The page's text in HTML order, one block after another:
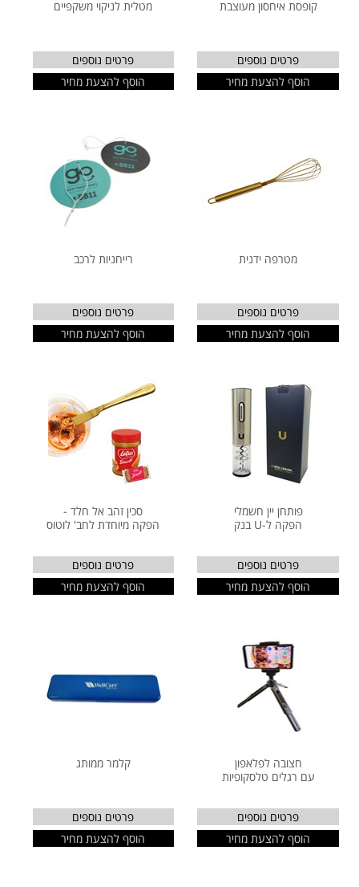
קופסת איחסון מעוצבת
פרטים נוספים
הוסף להצעת מחיר
מטלית לניקוי משקפיים
פרטים נוספים
הוסף להצעת מחיר
מטרפה ידנית
פרטים נוספים
הוסף להצעת מחיר
רייחניות לרכב
פרטים נוספים
הוסף להצעת מחיר
פותחן יין חשמלי
הפקה ל-U בנק
פרטים נוספים
הוסף להצעת מחיר
סכין זהב אל חלד -
הפקה מיוחדת לחב' לוטוס
פרטים נוספים
הוסף להצעת מחיר
חצובה לפלאפון
עם רגלים טלסקופיות
פרטים נוספים
הוסף להצעת מחיר
קלמר ממותג
פרטים נוספים
הוסף להצעת מחיר